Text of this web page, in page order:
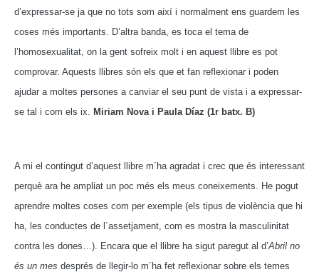
d’expressar-se ja que no tots som així i normalment ens guardem les
coses més importants. D’altra banda, es toca el tema de
l’homosexualitat, on la gent sofreix molt i en aquest llibre es pot
comprovar. Aquests llibres són els que et fan reflexionar i poden
ajudar a moltes persones a canviar el seu punt de vista i a expressar-
se tal i com els ix. Miriam Nova i Paula Díaz (1r batx. B)
A mi el contingut d’aquest llibre m´ha agradat i crec que és interessant
perquè ara he ampliat un poc més els meus coneixements. He pogut
aprendre moltes coses com per exemple (els tipus de violència que hi
ha, les conductes de l´assetjament, com es mostra la masculinitat
contra les dones…). Encara que el llibre ha sigut paregut al d’Abril no
és un mes després de llegir-lo m´ha fet reflexionar sobre els temes